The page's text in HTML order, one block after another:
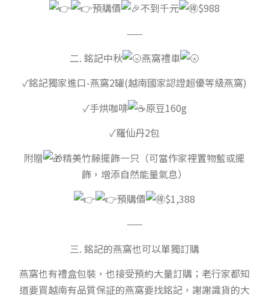
預購價
不到千元
$988
——
二. 銘記中秋
燕窩禮車
✓銘記獨家進口-燕窩2罐(越南國家認證超優等級燕窩)
✓手烘咖啡
原豆160g
✓羅仙丹2包
附贈
精美竹藤擺飾一只（可當作家裡置物藍或擺
飾，增添自然能量氣息）
預購價
$1,388
——
三. 銘記的燕窩也可以單獨訂購
燕窩也有禮盒包裝，也接受預約大量訂購；老行家都知
道要買越南有品質保証的燕窩要找銘記，謝謝識貨的大